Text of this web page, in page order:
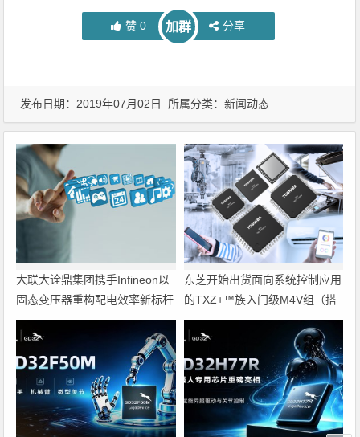
赞 0 加群 分享
发布日期：2019年07月02日 所属分类：新闻动态
大联大诠鼎集团携手Infineon以
固态变压器重构配电效率新标杆
东芝开始出货面向系统控制应用
的TXZ+™族入门级M4V组（搭
载Arm Cortex‑M4内核的标准微
控制器）工程样品